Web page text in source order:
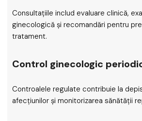
Consultațiile includ evaluare clinică,
ginecologică și recomandări pentru
tratament.
Control ginecologic
Controalele regulate contribuie la
afecțiunilor și monitorizarea sănătății